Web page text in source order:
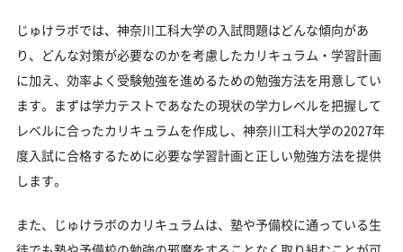
じゅけラボでは、神奈川工科大学の入試問題はどんな傾向があ
り、どんな対策が必要なのかを考慮したカリキュラム・学習計画
に加え、効率よく受験勉強を進めるための勉強方法を用意してい
ます。まずは学力テストであなたの現状の学力レベルを把握して
レベルに合ったカリキュラムを作成し、神奈川工科大学の2027年
度入試に合格するために必要な学習計画と正しい勉強方法を提供
します。
また、じゅけラボのカリキュラムは、塾や予備校に通っている生